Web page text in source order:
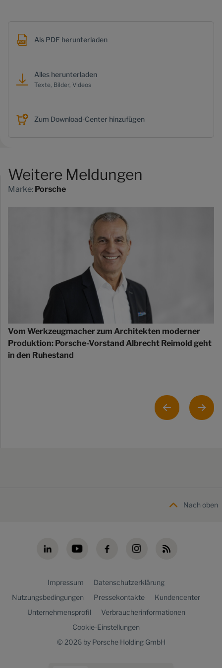
Als PDF herunterladen
Alles herunterladen
Texte, Bilder, Videos
Zum Download-Center hinzufügen
Weitere Meldungen
Marke: Porsche
Vom Werkzeugmacher zum Architekten moderner
Produktion: Porsche-Vorstand Albrecht Reimold geht
in den Ruhestand
Nach oben
Impressum
Datenschutzerklärung
Nutzungsbedingungen
Pressekontakte
Kundencenter
Unternehmensprofil
Verbraucherinformationen
Cookie-Einstellungen
© 2026 by Porsche Holding GmbH